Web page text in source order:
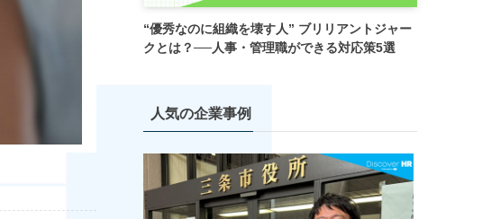
“優秀なのに組織を壊す人” ブリリアントジャー
クとは？──人事・管理職ができる対応策5選
人気の企業事例